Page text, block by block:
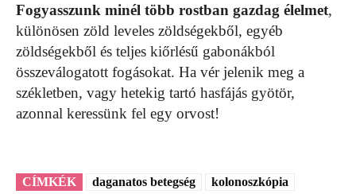
Fogyasszunk minél több rostban gazdag élelmet,
különösen zöld leveles zöldségekből, egyéb
zöldségekből és teljes kiőrlésű gabonákból
összeválogatott fogásokat. Ha vér jelenik meg a
székletben, vagy hetekig tartó hasfájás gyötör,
azonnal keressünk fel egy orvost!
CÍMKÉK daganatos betegség
kolonoszkópia